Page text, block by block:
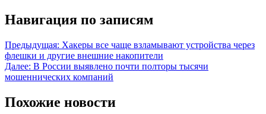
Навигация по записям
Предыдущая: Хакеры все чаще взламывают устройства через
флешки и другие внешние накопители
Далее: В России выявлено почти полторы тысячи
мошеннических компаний
Похожие новости